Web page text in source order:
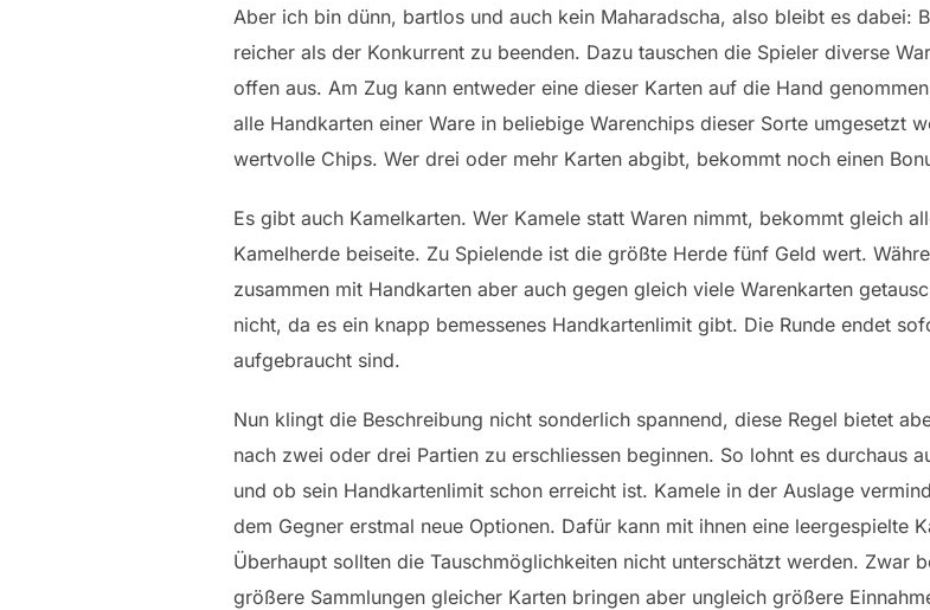
Aber ich bin dünn, bartlos und auch kein Maharadscha, also bleibt es dabei:
reicher als der Konkurrent zu beenden. Dazu tauschen die Spieler diverse
offen aus. Am Zug kann entweder eine dieser Karten auf die Hand
alle Handkarten einer Ware in beliebige Warenchips dieser Sorte umgesetzt
wertvolle Chips. Wer drei oder mehr Karten abgibt, bekommt noch einen
Es gibt auch Kamelkarten. Wer Kamele statt Waren nimmt, bekommt gleich
Kamelherde beiseite. Zu Spielende ist die größte Herde fünf Geld wert.
zusammen mit Handkarten aber auch gegen gleich viele Warenkarten
nicht, da es ein knapp bemessenes Handkartenlimit gibt. Die Runde endet
aufgebraucht sind.
Nun klingt die Beschreibung nicht sonderlich spannend, diese Regel bietet
nach zwei oder drei Partien zu erschliessen beginnen. So lohnt es durchaus
und ob sein Handkartenlimit schon erreicht ist. Kamele in der Auslage
dem Gegner erstmal neue Optionen. Dafür kann mit ihnen eine leergespielte
Überhaupt sollten die Tauschmöglichkeiten nicht unterschätzt werden. Zwar
größere Sammlungen gleicher Karten bringen aber ungleich größere